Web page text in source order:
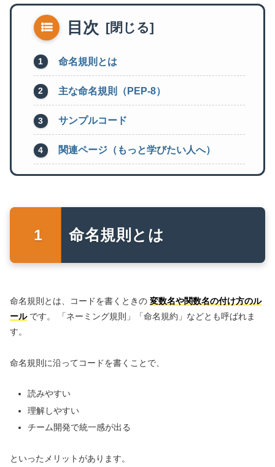
目次
命名規則とは
主な命名規則（PEP-8）
サンプルコード
関連ページ（もっと学びたい人へ）
命名規則とは
命名規則とは、コードを書くときの 変数名や関数名の付け方のル
ールです。 「ネーミング規則」「命名規約」などとも呼ばれま
す。
命名規則に沿ってコードを書くことで、
読みやすい
理解しやすい
チーム開発で統一感が出る
といったメリットがあります。